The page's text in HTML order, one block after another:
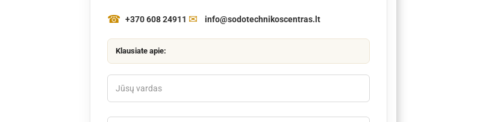
+370 608 24911 info@sodotechnikoscentras.lt
Klausiate apie: